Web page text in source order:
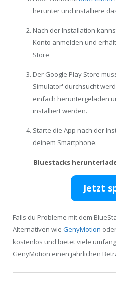
herunter und installiere
Nach der Installation
Konto anmelden und
Store
Der Google Play Store
Simulator' durchsucht
einfach heruntergeladen
installiert werden.
Starte die App nach der
deinem Smartphone.
Bluestacks
Jetzt
Falls du Probleme mit dem
Alternativen wie GenyMotion
kostenlos und bietet viele
GenyMotion einen jährlichen